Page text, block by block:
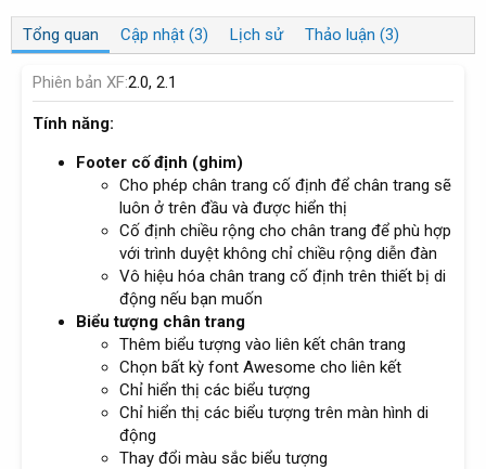
Tổng quan Cập nhật (3) Lịch sử Thảo luận (3)
Phiên bản XF2.0 2.1
Tính năng:
Footer cố định (ghim)
Cho phép chân trang cố định để chân trang sẽ
luôn ở trên đầu và được hiển thị
Cố định chiều rộng cho chân trang để phù hợp
với trình duyệt không chỉ chiều rộng diễn đàn
Vô hiệu hóa chân trang cố định trên thiết bị di
động nếu bạn muốn
Biểu tượng chân trang
Thêm biểu tượng vào liên kết chân trang
Chọn bất kỳ font Awesome cho liên kết
Chỉ hiển thị các biểu tượng
Chỉ hiển thị các biểu tượng trên màn hình di
động
Thay đổi màu sắc biểu tượng